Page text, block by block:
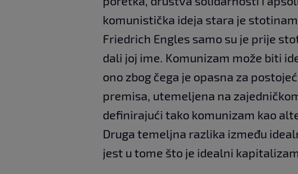
komunistička ideja stara je
Friedrich Engles samo su je prije
dali joj ime. Komunizam može biti
ono zbog čega je opasna za
premisa, utemeljena na
definirajući tako komunizam kao
Druga temeljna razlika između
jest u tome što je idealni